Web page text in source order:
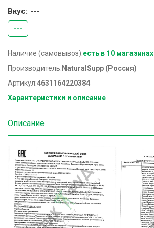
Вкус: ---
---
Наличие (самовывоз):есть в 10 магазинах
Производитель: NaturalSupp (Россия)
Артикул:4631164220384
Характеристики и описание
Описание